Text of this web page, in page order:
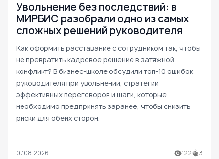
Увольнение без последствий: в
МИРБИС разобрали одно из самых
сложных решений руководителя
Как оформить расставание с сотрудником так, чтобы
не превратить кадровое решение в затяжной
конфликт? В бизнес-школе обсудили топ-10 ошибок
руководителя при увольнении, стратегии
эффективных переговоров и шаги, которые
необходимо предпринять заранее, чтобы снизить
риски для обеих сторон.
07.08.2026 122 3